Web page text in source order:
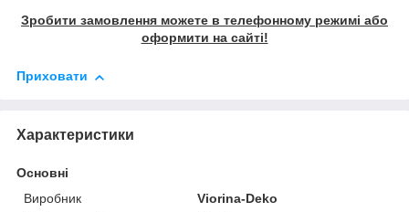
Зробити замовлення можете в телефонному режимі або
оформити на сайті!
Приховати
Характеристики
Основні
Виробник
Viorina-Deko